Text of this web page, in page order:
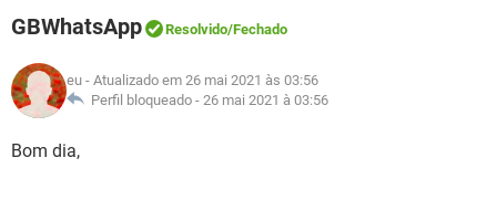
INSTAGRAM GMAIL
GUIA DE COMPRAS
INSTAGRAM GMAIL
GUIA DE COMPRAS
JOGOS WHATSAPP
CELULAR
OUTLOOK EXCEL
INSTAGRAM
JOGOS WHATSAPP
CELULAR
OUTLOOK
GLOSSÁRIO
JOGOS
GBWhatsApp Resolvido/Fechado
eu - Atualizado em 26 mai 2021 às 03:56
Perfil bloqueado - 26 mai 2021 à 03:56
Bom dia,